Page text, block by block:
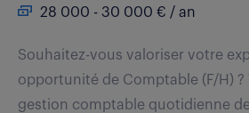
28 000 - 30 000 € / an
Souhaitez-vous valoriser votre
opportunité de Comptable (F/H) ?
gestion comptable quotidienne